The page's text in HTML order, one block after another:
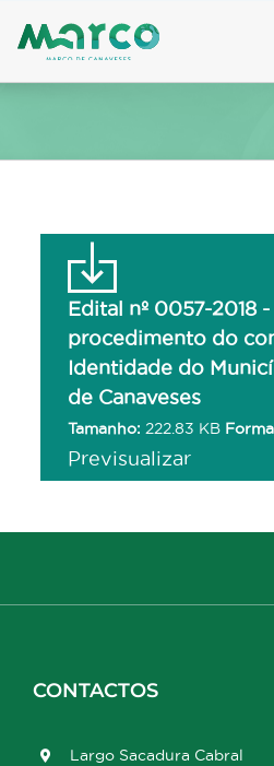
to
Edital nº 0057-2018
procedimento do
Identidade do
de Canaveses
Tamanho: 222.83 KB
Previsualizar
CONTACTOS
Largo Sacadura Cabral